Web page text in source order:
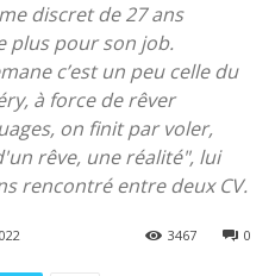
discret de 27 ans
plus pour son job.
c’est un peu celle du
à force de rêver
on finit par voler,
rêve, une réalité", lui
rencontré entre deux CV.
0
3467